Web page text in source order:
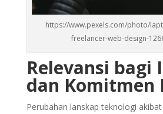
https://www.pexels.com/photo/
freelancer-web-design-
Relevansi bagi
dan Komitmen
Perubahan lanskap teknologi